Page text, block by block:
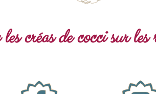
créas de cocci sur les